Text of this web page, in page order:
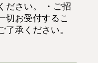
ださい。 ・ご招
切お受付するこ
了承ください。